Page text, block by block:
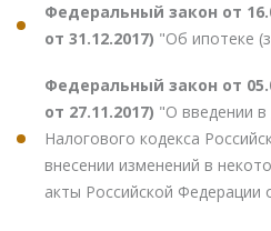
Федеральный закон от
от 31.12.2017) "Об ипотеке
Федеральный закон от
от 27.11.2017) "О введении в
Налогового кодекса
внесении изменений в
акты Российской Федерации